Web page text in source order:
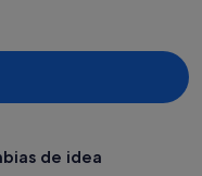
de idea